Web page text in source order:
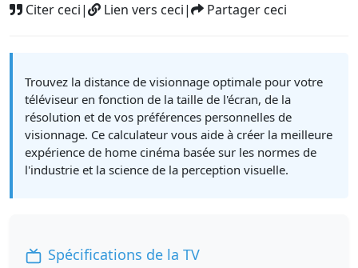
Citer ceci| Lien vers ceci| Partager ceci
Trouvez la distance de visionnage optimale pour votre
téléviseur en fonction de la taille de l'écran, de la
résolution et de vos préférences personnelles de
visionnage. Ce calculateur vous aide à créer la meilleure
expérience de home cinéma basée sur les normes de
l'industrie et la science de la perception visuelle.
Spécifications de la TV